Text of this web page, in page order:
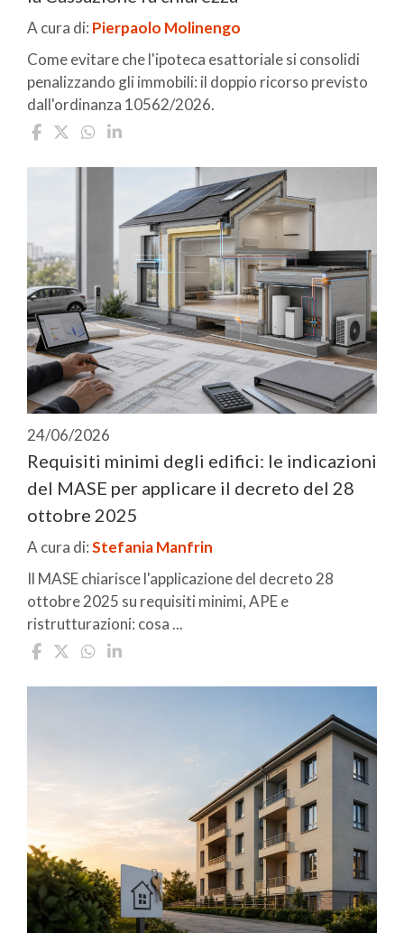
A cura di: Pierpaolo Molinengo
Come evitare che l'ipoteca esattoriale si consolidi
penalizzando gli immobili: il doppio ricorso previsto
dall'ordinanza 10562/2026.
24/06/2026
Requisiti minimi degli edifici: le indicazioni
del MASE per applicare il decreto del 28
ottobre 2025
A cura di:Stefania Manfrin
Il MASE chiarisce l'applicazione del decreto 28
ottobre 2025 su requisiti minimi, APE e
ristrutturazioni: cosa ...